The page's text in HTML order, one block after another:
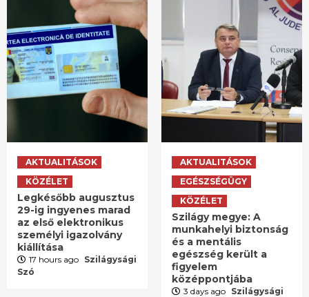
AKTUALITÁSOK
KÖZÉLET
Legkésőbb augusztus
29-ig ingyenes marad
az első elektronikus
személyi igazolvány
kiállítása
17 hours ago Szilágysági
Szó
AKTUALITÁSOK
EGÉSZSÉGÜGY
KÖZÉLET
Szilágy megye: A
munkahelyi biztonság
és a mentális
egészség került a
figyelem
középpontjába
3 days ago Szilágysági